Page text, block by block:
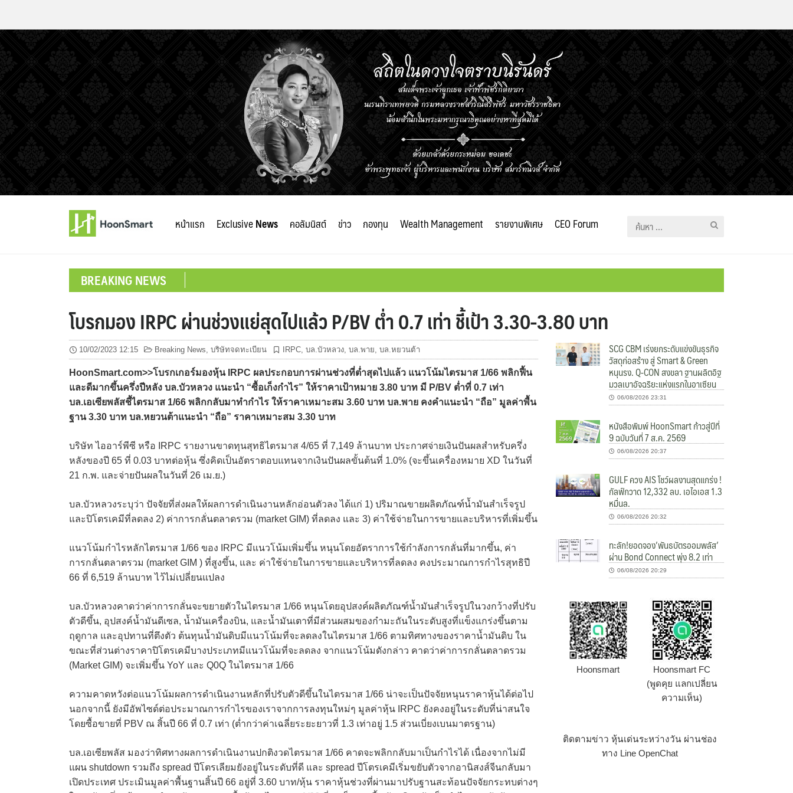
หน้าแรก ExclusiveNews คอลัมนิสต์ ข่าว กองทุน Wealth Management รายงานพิเศษ CEO Forum
ค้นหา
BREAKING NEWS
โบรกมอง IRPC ผ่านช่วงแย่สุดไปแล้ว P/BV ต่ำ 0.7 เท่า ชี้เป้า 3.30-3.80 บาท
10/02/2023 12:15 Breaking News, บริษัทจดทะเบียน IRPC, บล.บัวหลวง, บล.พาย, บล.หยวนต้า
HoonSmart.com>>โบรกเกอร์มองหุ้น IRPC ผลประกอบการผ่านช่วงที่ต่ำสุดไปแล้ว แนวโน้มไตรมาส 1/66 พลิกฟื้น
และดีมากขึ้นครึ่งปีหลัง บล.บัวหลวง แนะนำ “ซื้อเก็งกำไร” ให้ราคาเป้าหมาย 3.80 บาท มี P/BV ต่ำที่ 0.7 เท่า
บล.เอเซียพลัสชี้ไตรมาส 1/66 พลิกกลับมาทำกำไร ให้ราคาเหมาะสม 3.60 บาท บล.พาย คงคำแนะนำ “ถือ” มูลค่าพื้น
ฐาน 3.30 บาท บล.หยวนต้าแนะนำ “ถือ” ราคาเหมาะสม 3.30 บาท
บริษัท ไออาร์พีซี หรือ IRPC รายงานขาดทุนสุทธิไตรมาส 4/65 ที่ 7,149 ล้านบาท ประกาศจ่ายเงินปันผลสำหรับครึ่ง
หลังของปี 65 ที่ 0.03 บาทต่อหุ้น ซึ่งคิดเป็นอัตราตอบแทนจากเงินปันผลขั้นต้นที่ 1.0% (จะขึ้นเครื่องหมาย XD ในวันที่
21 ก.พ. และจ่ายปันผลในวันที่ 26 เม.ย.)
บล.บัวหลวงระบุว่า ปัจจัยที่ส่งผลให้ผลการดำเนินงานหลักอ่อนตัวลง ได้แก่ 1) ปริมาณขายผลิตภัณฑ์น้ำมันสำเร็จรูป
และปิโตรเคมีที่ลดลง 2) ค่าการกลั่นตลาดรวม (market GIM) ที่ลดลง และ 3) ค่าใช้จ่ายในการขายและบริหารที่เพิ่มขึ้น
แนวโน้มกำไรหลักไตรมาส 1/66 ของ IRPC มีแนวโน้มเพิ่มขึ้น หนุนโดยอัตราการใช้กำลังการกลั่นที่มากขึ้น, ค่า
การกลั่นตลาตรวม (market GIM ) ที่สูงขึ้น, และ ค่าใช้จ่ายในการขายและบริหารที่ลดลง คงประมาณการกำไรสุทธิปี
66 ที่ 6,519 ล้านบาท ไว้ไม่เปลี่ยนแปลง
บล.บัวหลวงคาดว่าค่าการกลั่นจะขยายตัวในไตรมาส 1/66 หนุนโดยอุปสงค์ผลิตภัณฑ์น้ำมันสำเร็จรูปในวงกว้างที่ปรับ
ตัวดีขึ้น, อุปสงค์น้ำมันดีเซล, น้ำมันเครื่องบิน, และน้ำมันเตาที่มีส่วนผสมของกำมะถันในระดับสูงที่แข็งแกร่งขึ้นตาม
ฤดูกาล และอุปทานที่ตึงตัว ต้นทุนน้ำมันดิบมีแนวโน้มที่จะลดลงในไตรมาส 1/66 ตามทิศทางของราคาน้ำมันดิบ ใน
ขณะที่ส่วนต่างราคาปิโตรเคมีบางประเภทมีแนวโน้มที่จะลดลง จากแนวโน้มดังกล่าว คาดว่าค่าการกลั่นตลาดรวม
(Market GIM) จะเพิ่มขึ้น YoY และ Q0Q ในไตรมาส 1/66
ความคาดหวังต่อแนวโน้มผลการดำเนินงานหลักที่ปรับตัวดีขึ้นในไตรมาส 1/66 น่าจะเป็นปัจจัยหนุนราคาหุ้นได้ต่อไป
นอกจากนี้ ยังมีอัพไซด์ต่อประมาณการกำไรของเราจากการลงทุนใหม่ๆ มูลค่าหุ้น IRPC ยังคงอยู่ในระดับที่น่าสนใจ
โดยซื้อขายที่ PBV ณ สิ้นปี 66 ที่ 0.7 เท่า (ต่ำกว่าค่าเฉลี่ยระยะยาวที่ 1.3 เท่าอยู่ 1.5 ส่วนเบี่ยงเบนมาตรฐาน)
บล.เอเซียพลัส มองว่าทิศทางผลการดำเนินงานปกติงวดไตรมาส 1/66 คาดจะพลิกกลับมาเป็นกำไรได้ เนื่องจากไม่มี
แผน shutdown รวมถึง spread ปีโตรเลียมยังอยู่ในระดับที่ดี และ spread ปีโตรเคมีเริ่มขยับตัวจากอานิสงส์จีนกลับมา
เปิดประเทศ ประเมินมูลค่าพื้นฐานสิ้นปี 66 อยู่ที่ 3.60 บาท/หุ้น ราคาหุ้นช่วงที่ผ่านมาปรับฐานสะท้อนปัจจัยกระทบต่างๆ
SCG CBM เร่งยกระดับแข่งขันธุรกิจ
วัสดุก่อสร้าง สู่ Smart & Green
หนุนรง. Q-CON สงขลา ฐานผลิตอิฐ
มวลเบาอัจฉริยะแห่งแรกในอาเซียน
06/08/2026 23:31
หนังสือพิมพ์ HoonSmart ก้าวสู่ปีที่
9 ฉบับวันที่ 7 ส.ค. 2569
06/08/2026 20:37
GULF ควง AIS โชว์ผลงานสุดแกร่ง !
กัลฟ์กวาด 12,332 ลบ. เอไอเอส 1.3
หมื่นล.
06/08/2026 20:32
ทะลัก!ยอดจอง’พันธบัตรออมพลัส’
ผ่าน Bond Connect พุ่ง 8.2 เท่า
06/08/2026 20:29
Hoonsmart
Hoonsmart FC
(พูดคุย แลกเปลี่ยน
ความเห็น)
ติดตามข่าว หุ้นเด่นระหว่างวัน ผ่านช่อง
ทาง Line OpenChat